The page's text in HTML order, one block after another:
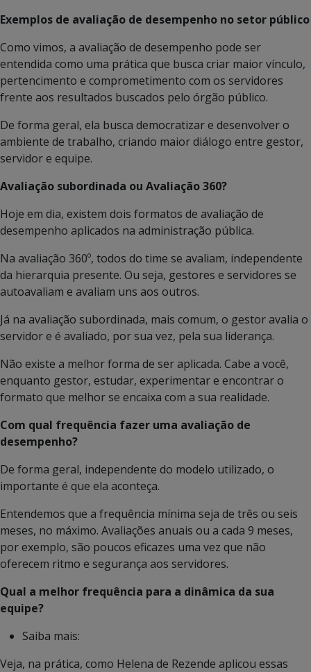
Exemplos de avaliação de desempenho no setor público
Como vimos, a avaliação de desempenho pode ser
entendida como uma prática que busca criar maior vínculo,
pertencimento e comprometimento com os servidores
frente aos resultados buscados pelo órgão público.
De forma geral, ela busca democratizar e desenvolver o
ambiente de trabalho, criando maior diálogo entre gestor,
servidor e equipe.
Avaliação subordinada ou Avaliação 360?
Hoje em dia, existem dois formatos de avaliação de
desempenho aplicados na administração pública.
Na avaliação 360º, todos do time se avaliam, independente
da hierarquia presente. Ou seja, gestores e servidores se
autoavaliam e avaliam uns aos outros.
Já na avaliação subordinada, mais comum, o gestor avalia o
servidor e é avaliado, por sua vez, pela sua liderança.
Não existe a melhor forma de ser aplicada. Cabe a você,
enquanto gestor, estudar, experimentar e encontrar o
formato que melhor se encaixa com a sua realidade.
Com qual frequência fazer uma avaliação de
desempenho?
De forma geral, independente do modelo utilizado, o
importante é que ela aconteça.
Entendemos que a frequência mínima seja de três ou seis
meses, no máximo. Avaliações anuais ou a cada 9 meses,
por exemplo, são poucos eficazes uma vez que não
oferecem ritmo e segurança aos servidores.
Qual a melhor frequência para a dinâmica da sua
equipe?
Saiba mais:
Veja, na prática, como Helena de Rezende aplicou essas